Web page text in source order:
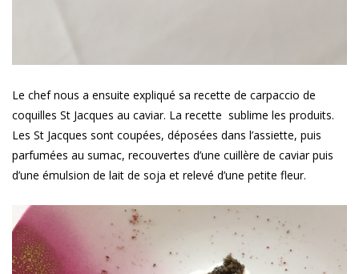
Le chef nous a ensuite expliqué sa recette de carpaccio de
coquilles St Jacques au caviar. La recette sublime les produits.
Les St Jacques sont coupées, déposées dans l’assiette, puis
parfumées au sumac, recouvertes d’une cuillère de caviar puis
d’une émulsion de lait de soja et relevé d’une petite fleur.